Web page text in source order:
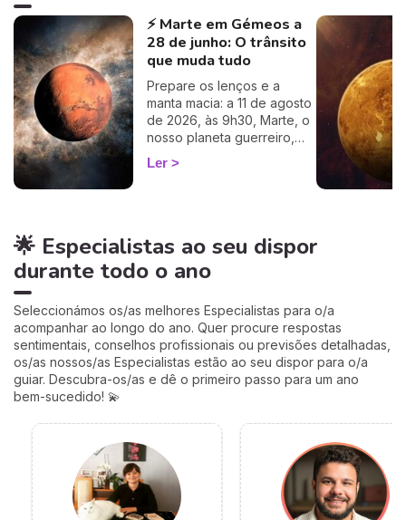
descubra como este
influencia o seu Signo Solar
e as suas relações. É um
100%, apenas precisa de
ter a hora e o local do seu
nascimento.
⚡ Marte em Gémeos a
28 de junho: O trânsito
que muda tudo
Prepare os lenços e a
manta macia: a 11 de agosto
de 2026, às 9h30, Marte, o
nosso planeta guerreiro,
guarda a espada, deixa a
agitação mental de Gémeos
Muitos astrólogos
desprezam este trânsito por
o acharem «fraco»… mas eu
talvez um dos mais
profundamente humanos do
ano. Siga-me: o seu
coração vai perceber. 💛
Ler
🌟 Especialistas ao seu dispor
durante todo o ano
Seleccionámos os/as melhores Especialistas para o/a
acompanhar ao longo do ano. Quer procure respostas
sentimentais, conselhos profissionais ou previsões detalhadas,
os/as nossos/as Especialistas estão ao seu dispor para o/a
guiar. Descubra-os/as e dê o primeiro passo para um ano
bem-sucedido! 💫